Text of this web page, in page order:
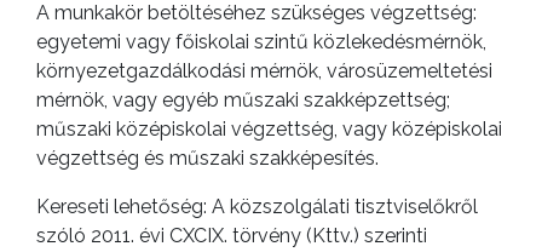
A munkakör betöltéséhez szükséges végzettség:
egyetemi vagy főiskolai szintű közlekedésmérnök,
környezetgazdálkodási mérnök, városüzemeltetési
mérnök, vagy egyéb műszaki szakképzettség;
műszaki középiskolai végzettség, vagy középiskolai
végzettség és műszaki szakképesítés.
Kereseti lehetőség: A közszolgálati tisztviselőkről
szóló 2011. évi CXCIX. törvény (Kttv.) szerinti